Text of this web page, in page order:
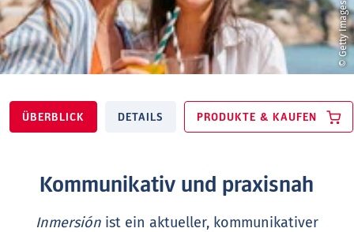
ÜBERBLICK DETAILS PRODUKTE & KAUFEN
Kommunikativ und praxisnah
Inmersión ist ein aktueller, kommunikativer